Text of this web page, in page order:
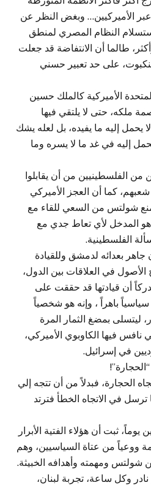
عبر الأميركيين… وبغض النظر عن
النظام المصري لمنطق
طالما أن الانتفاضة قد جعلت
على حد تعبير حسني
الأميركية كالملك حسين
ملكه، حتى لا يلتقي فيها
يحمل إليه ما يفيده، بل لعله يشك
إليه في غد ما لا يسره وما
من الفلسطينيين من أن يقابلوا
كما أن العجز الأميركي
شولتس من السعي للقاء مع
هو المدخل لأي تعاط جدي مع
الفلسطينية.
بعدائه لدمشق وللقيادة
في العلاقات بين الدول،
أن قيادتها قد حققت على
سياسياً باهراً ، وإنه هو شخصياً
بمضغ الثمار المرة
نافس فيها الكاوبوي الأميركي،
في إسرائيل.
الحجارة، فبدلاً من أن تتجه إلي
في الاتجاه الخطأ فترتد
يوماً، ثبت أن هؤلاء الفتية الأبرار
ووعياً من عتاة السياسيين، وهم
شولتس ومهمته وأهدافه الخبيثة.
وكل ساعة، تجربة لبنان،